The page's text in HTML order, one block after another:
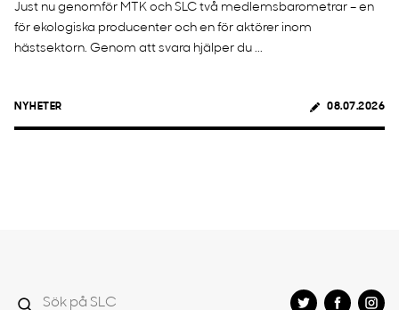
Just nu genomför MTK och SLC två medlemsbarometrar – en
för ekologiska producenter och en för aktörer inom
hästsektorn. Genom att svara hjälper du ...
NYHETER 08.07.2026